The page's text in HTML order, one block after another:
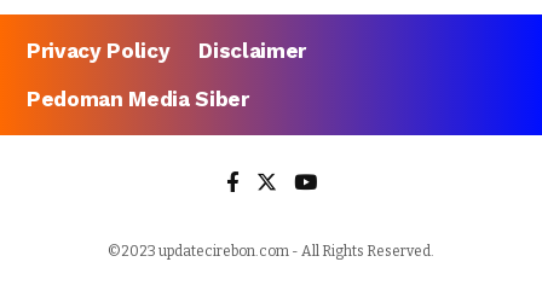
Privacy Policy
Disclaimer
Pedoman Media Siber
©2023 updatecirebon.com - All Rights Reserved.